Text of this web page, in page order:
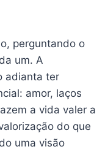
perguntando o
um. A
adianta ter
amor, laços
a vida valer a
do que
uma visão